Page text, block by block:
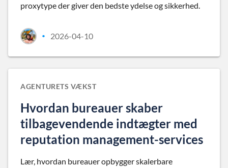
proxytype der giver den bedste ydelse og sikkerhed.
• 2026-04-10
AGENTURETS VÆKST
Hvordan bureauer skaber
tilbagevendende indtægter med
reputation management-services
Lær, hvordan bureauer opbygger skalerbare